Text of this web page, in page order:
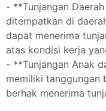
- **Tunjangan
ditempatkan di
dapat menerima
atas kondisi kerja
- **Tunjangan Anak
memiliki tanggungan
berhak menerima